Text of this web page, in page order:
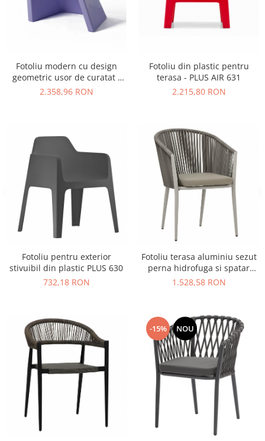
Vitrina bar / retrobar
Blaturi din PAL
Blaturi din MDF
Blaturi din metal
Blaturi din HPL Compact
Blaturi din piatra naturala si
compozit
Scaune profesionale
Scaun laborator
Scaune de lucru
Fotoliu modern cu design
geometric usor de curatat -
EXOFA
2.358,96 RON
Fotoliu din plastic pentru
terasa - PLUS AIR 631
2.215,80 RON
Fotoliu pentru exterior
stivuibil din plastic PLUS 630
732,18 RON
Fotoliu terasa aluminiu sezut
perna hidrofuga si spatar
corzi RSE70
1.528,58 RON
-15% NOU